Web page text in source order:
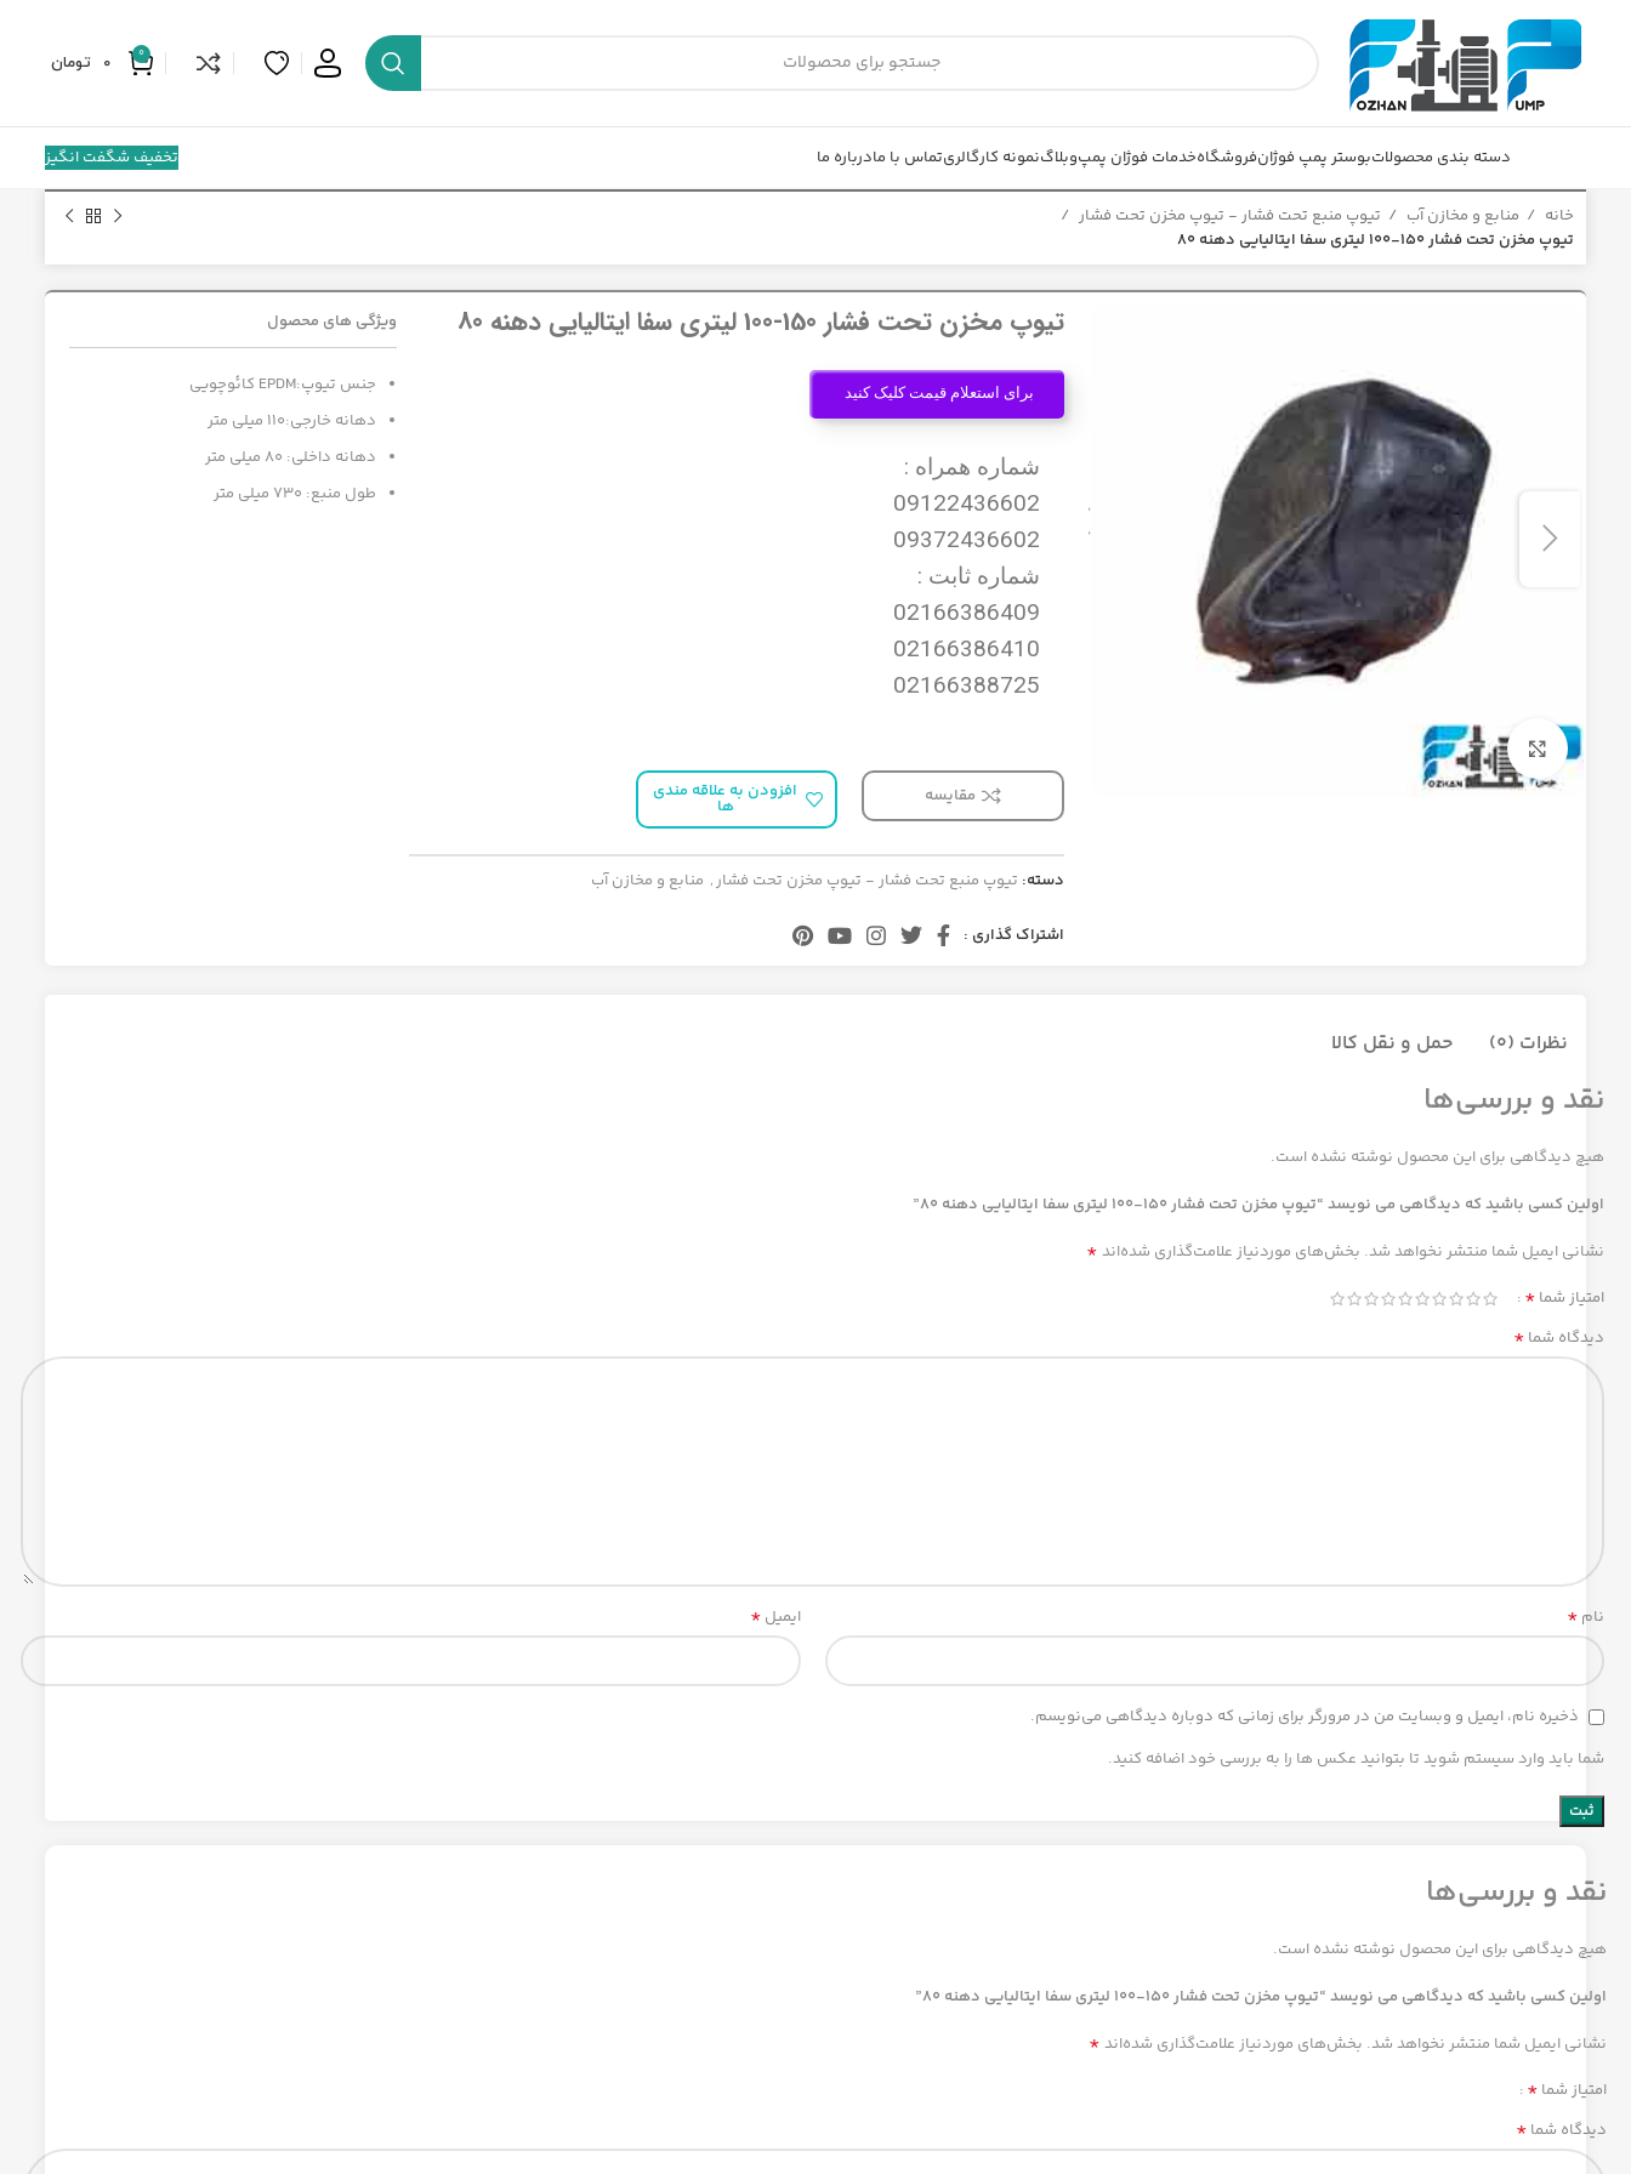
0
0 تومان
دسته بندی محصولاتبوستر پمپ فوژانفروشگاهخدمات فوژان پمپوبلاگنمونه کارگالریتماس با مادرباره ما تخفیف شگفت انگیز
خانه منابع و مخازن آب
تیوپ منبع تحت فشار - تیوپ مخزن تحت فشار
تیوپ مخزن تحت فشار 150-100 لیتری سفا ایتالیایی دهنه 80
برای بزرگنمایی کلیک کنید
تیوپ مخزن تحت فشار 150-100 لیتری سفا ایتالیایی دهنه 80
برای استعلام قیمت کلیک کنید
شماره همراه :
09122436602
09372436602
شماره ثابت :
02166386409
02166386410
02166388725
مقایسه افزودن به علاقه مندی
ها
دسته: تیوپ منبع تحت فشار - تیوپ مخزن تحت فشار, منابع و مخازن آب
اشتراک گذاری :
ویژگی های محصول
جنس تیوپ:EPDM کائوچویی
دهانه خارجی:110 میلی متر
دهانه داخلی: 80 میلی متر
طول منبع: 730 میلی متر
نظرات (0) حمل و نقل کالا
نقد و بررسی‌ها
هیچ دیدگاهی برای این محصول نوشته نشده است.
اولین کسی باشید که دیدگاهی می نویسد “تیوپ مخزن تحت فشار 150-100 لیتری سفا ایتالیایی دهنه 80”
نشانی ایمیل شما منتشر نخواهد شد. بخش‌های موردنیاز علامت‌گذاری شده‌اند *
امتیاز شما *
دیدگاه شما *
نام * ایمیل *
ذخیره نام، ایمیل و وبسایت من در مرورگر برای زمانی که دوباره دیدگاهی می‌نویسم.
شما باید وارد سیستم شوید تا بتوانید عکس ها را به بررسی خود اضافه کنید.
نقد و بررسی‌ها
هیچ دیدگاهی برای این محصول نوشته نشده است.
اولین کسی باشید که دیدگاهی می نویسد “تیوپ مخزن تحت فشار 150-100 لیتری سفا ایتالیایی دهنه 80”
نشانی ایمیل شما منتشر نخواهد شد. بخش‌های موردنیاز علامت‌گذاری شده‌اند *
امتیاز شما *
دیدگاه شما *